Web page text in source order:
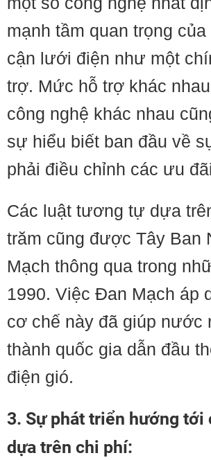
mạnh tầm quan trọng
cận lưới điện như một
trợ. Mức hỗ trợ khác
công nghệ khác nhau
sự hiểu biết ban đầu về
phải điều chỉnh các ưu
Các luật tương tự dựa
trăm cũng được Tây Ban
Mạch thông qua trong
1990. Việc Đan Mạch áp
cơ chế này đã giúp nước
thành quốc gia dẫn đầu
điện gió.
3. Sự phát triển hướng tới
dựa trên chi phí: